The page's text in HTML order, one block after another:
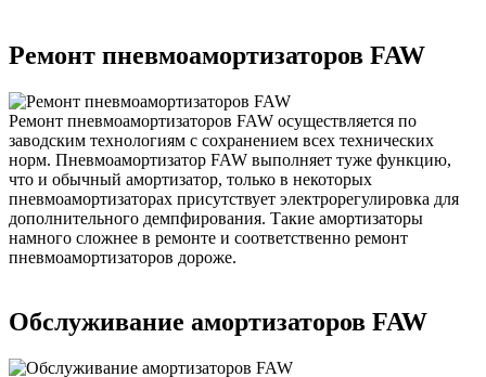
Ремонт пневмоамортизаторов FAW
Ремонт пневмоамортизаторов FAW осуществляется по
заводским технологиям с сохранением всех технических
норм. Пневмоамортизатор FAW выполняет туже функцию,
что и обычный амортизатор, только в некоторых
пневмоамортизаторах присутствует электрорегулировка для
дополнительного демпфирования. Такие амортизаторы
намного сложнее в ремонте и соответственно ремонт
пневмоамортизаторов дороже.
Обслуживание амортизаторов FAW